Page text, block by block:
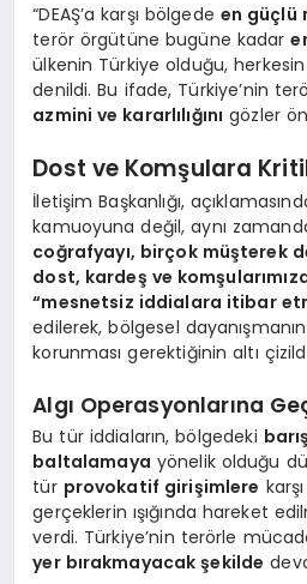
“DEAŞ’a karşı bölgede en güçlü
terör örgütüne bugüne kadar
ülkenin Türkiye olduğu,
denildi. Bu ifade, Türkiye’nin
azmini ve kararlılığını gözler
Dost ve Komşulara
İletişim Başkanlığı,
kamuoyuna değil, aynı
coğrafyayı, birçok müşterek
dost, kardeş ve
“mesnetsiz iddialara itibar
edilerek, bölgesel
korunması gerektiğinin altı
Algı Operasyonlarına
Bu tür iddiaların, bölgedeki
baltalamaya yönelik olduğu
tür provokatif girişimlere
gerçeklerin ışığında hareket
verdi. Türkiye’nin terörle
yer bırakmayacak şekilde